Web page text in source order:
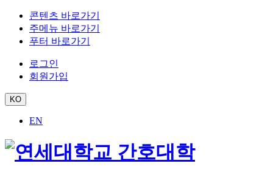
콘텐츠 바로가기
주메뉴 바로가기
푸터 바로가기
로그인
회원가입
KO
EN